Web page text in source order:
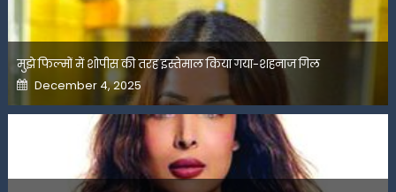
मुझे फिल्मों में शोपीस की तरह इस्तेमाल किया गया-शहनाज गिल
Posted
on
December 4, 2025